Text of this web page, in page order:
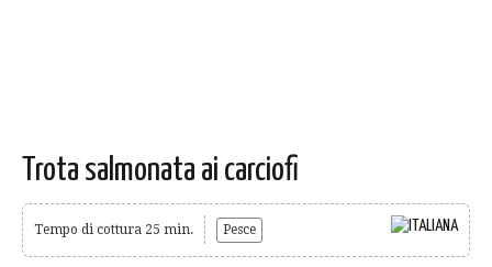
Trota salmonata ai carciofi
Tempo di cottura 25 min. Pesce